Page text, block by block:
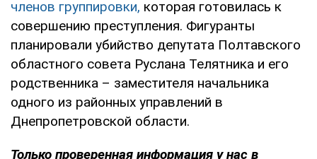
членов группировки, которая готовилась к
совершению преступления. Фигуранты
планировали убийство депутата Полтавского
областного совета Руслана Телятника и его
родственника – заместителя начальника
одного из районных управлений в
Днепропетровской области.
Только проверенная информация у нас в